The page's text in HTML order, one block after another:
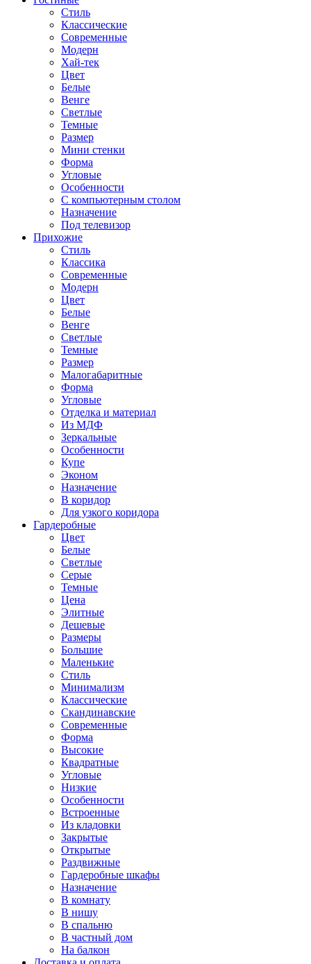
Стиль
Классические
Современные
Модерн
Хай-тек
Цвет
Белые
Венге
Светлые
Темные
Размер
Мини стенки
Форма
Угловые
Особенности
С компьютерным столом
Назначение
Под телевизор
Прихожие
Стиль
Классика
Современные
Модерн
Цвет
Белые
Венге
Светлые
Темные
Размер
Малогабаритные
Форма
Угловые
Отделка и материал
Из МДФ
Зеркальные
Особенности
Купе
Эконом
Назначение
В коридор
Для узкого коридора
Гардеробные
Цвет
Белые
Светлые
Серые
Темные
Цена
Элитные
Дешевые
Размеры
Большие
Маленькие
Стиль
Минимализм
Классические
Скандинавские
Современные
Форма
Высокие
Квадратные
Угловые
Низкие
Особенности
Встроенные
Из кладовки
Закрытые
Открытые
Раздвижные
Гардеробные шкафы
Назначение
В комнату
В нишу
В спальню
В частный дом
На балкон